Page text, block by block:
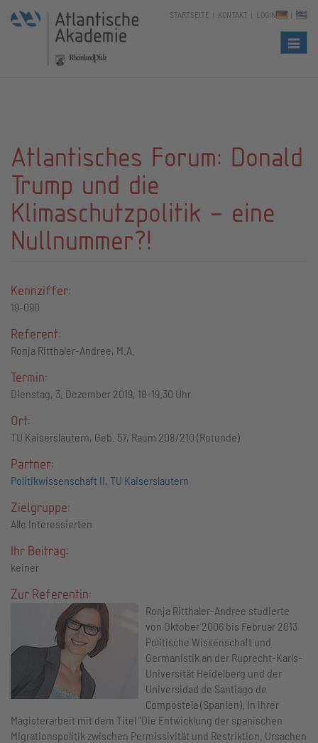
STARTSEITE KONTAKT LOGIN
Atlantisches Forum: Donald
Trump und die
Klimaschutzpolitik – eine
Nullnummer?!
Kennziffer:
19-090
Referent:
Ronja Ritthaler-Andree, M.A.
Termin:
Dienstag, 3. Dezember 2019, 18-19.30 Uhr
Ort:
TU Kaiserslautern, Geb. 57, Raum 208/210 (Rotunde)
Partner:
Politikwissenschaft II, TU Kaiserslautern
Zielgruppe:
Alle Interessierten
Ihr Beitrag:
keiner
Zur Referentin:
Ronja Ritthaler-Andree studierte
von Oktober 2006 bis Februar 2013
Politische Wissenschaft und
Germanistik an der Ruprecht-Karls-
Universität Heidelberg und der
Universidad de Santiago de
Compostela (Spanien). In ihrer
Magisterarbeit mit dem Titel "Die Entwicklung der spanischen
Migrationspolitik zwischen Permissivität und Restriktion. Ursachen